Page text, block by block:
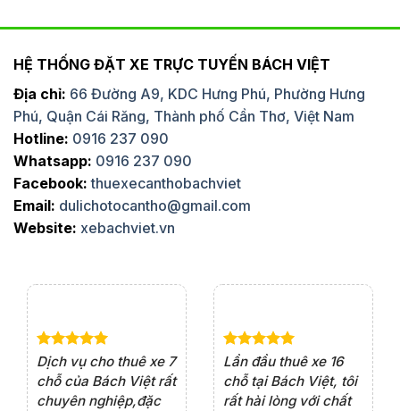
HỆ THỐNG ĐẶT XE TRỰC TUYẾN BÁCH VIỆT
Địa chỉ: 66 Đường A9, KDC Hưng Phú, Phường Hưng
Phú, Quận Cái Răng, Thành phố Cần Thơ, Việt Nam
Hotline: 0916 237 090
Whatsapp: 0916 237 090
Facebook: thuexecanthobachviet
Email: dulichotocantho@gmail.com
Website: xebachviet.vn
Dịch vụ cho thuê xe 7
chỗ của Bách Việt rất
chuyên nghiệp,đặc
Lần đầu thuê xe 16
chỗ tại Bách Việt, tôi
rất hài lòng với chất